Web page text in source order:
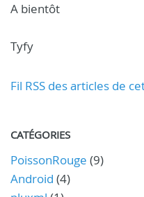
A bientôt
Tyfy
Fil RSS des articles de
CATÉGORIES
PoissonRouge (9)
Android (4)